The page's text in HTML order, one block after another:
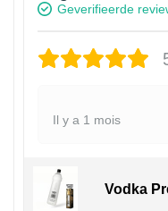
Geverifieerde
Il y a 1 mois
Vodka